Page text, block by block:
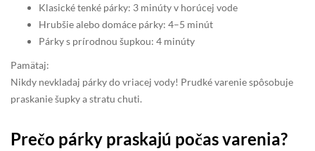
Klasické tenké párky: 3 minúty v horúcej vode
Hrubšie alebo domáce párky: 4–5 minút
Párky s prírodnou šupkou: 4 minúty
Pamätaj:
Nikdy nevkladaj párky do vriacej vody! Prudké varenie spôsobuje
praskanie šupky a stratu chuti.
Prečo párky praskajú počas varenia?